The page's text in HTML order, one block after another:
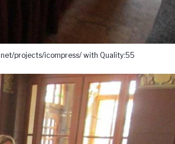
projects/icompress/ with Quality:55